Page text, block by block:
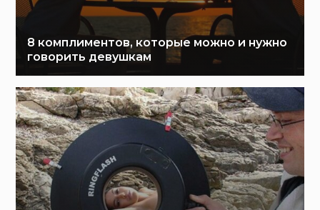
8 комплиментов, которые можно и нужно
говорить девушкам